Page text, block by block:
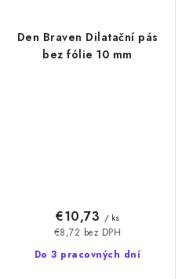
Den Braven Dilatační pás
bez fólie 10 mm
Do 3 pracovných dní
€8,72 bez DPH
€10,73 / ks